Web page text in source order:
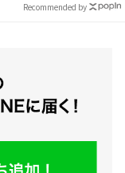
Recommended by